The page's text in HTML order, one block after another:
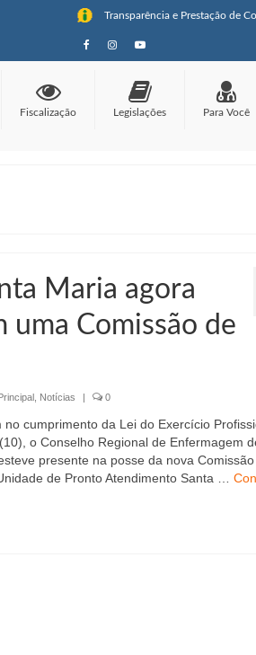
Transparência e Prestação de
Fiscalização Legislações Para Você
Maria agora
uma Comissão de
, Notícias | 0
no cumprimento da Lei do Exercício
o Conselho Regional de Enfermagem
presente na posse da nova
de Pronto Atendimento Santa …